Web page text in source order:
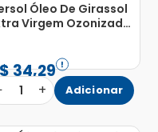
Óleo De Girassol
Virgem Ozonizado
34,29
1 + Adicionar